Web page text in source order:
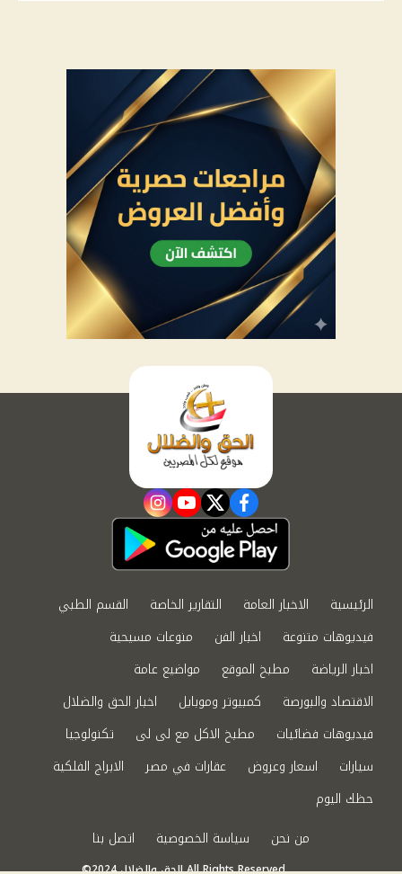
facebook
twitter
youtube
instagram
الرئيسية الاخبار العامة التقارير الخاصة
القسم الطبي
فيديوهات متنوعة
اخبار الفن
منوعات مسيحية
اخبار الرياضة
مطبخ الموقع
مواضيع عامة
الاقتصاد والبورصة
كمبيوتر وموبايل
اخبار الحق والضلال
فيديوهات فضائيات
مطبخ الاكل مع لى لى
تكنولوجيا
سيارات
اسعار وعروض عقارات في مصر
الابراج الفلكية
حظك اليوم
من نحن
سياسة الخصوصية اتصل بنا
©2024 الحق والضلال All Rights Reserved.